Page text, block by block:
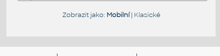
Zobrazit jako: Mobilní| Klasické